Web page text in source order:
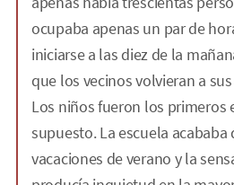
ocupaba apenas un par de
iniciarse a las diez de la
que los vecinos volvieran a
Los niños fueron los primeros
supuesto. La escuela acababa
vacaciones de verano y la